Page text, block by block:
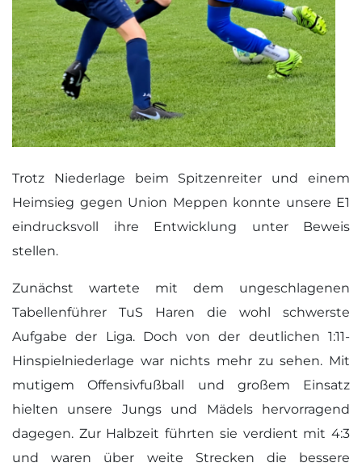
Trotz Niederlage beim Spitzenreiter und einem
Heimsieg gegen Union Meppen konnte unsere E1
eindrucksvoll ihre Entwicklung unter Beweis
stellen.
Zunächst wartete mit dem ungeschlagenen
Tabellenführer TuS Haren die wohl schwerste
Aufgabe der Liga. Doch von der deutlichen 1:11-
Hinspielniederlage war nichts mehr zu sehen. Mit
mutigem Offensivfußball und großem Einsatz
hielten unsere Jungs und Mädels hervorragend
dagegen. Zur Halbzeit führten sie verdient mit 4:3
und waren über weite Strecken die bessere